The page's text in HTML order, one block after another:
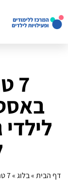
דף הבית»בלוג»
7